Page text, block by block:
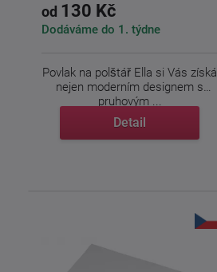
od 130 Kč
Dodáváme do 1. týdne
Povlak na polštář Ella si Vás získá
nejen moderním designem s
pruhovým ...
Detail